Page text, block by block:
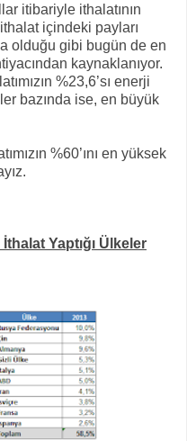
itibariyle ithalatının
içindeki payları
olduğu gibi bugün de en
kaynaklanıyor.
%23,6’sı enerji
bazında ise, en büyük
%60’ını en yüksek
Yaptığı Ülkeler